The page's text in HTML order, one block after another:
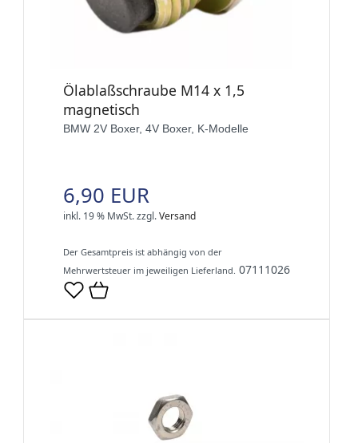
Ölablaßschraube M14 x 1,5
magnetisch
BMW 2V Boxer, 4V Boxer, K-Modelle
6,90 EUR
inkl. 19 % MwSt.zzgl.Versand
Der Gesamtpreis ist abhängig von der
Mehrwertsteuer im jeweiligen Lieferland. 07111026